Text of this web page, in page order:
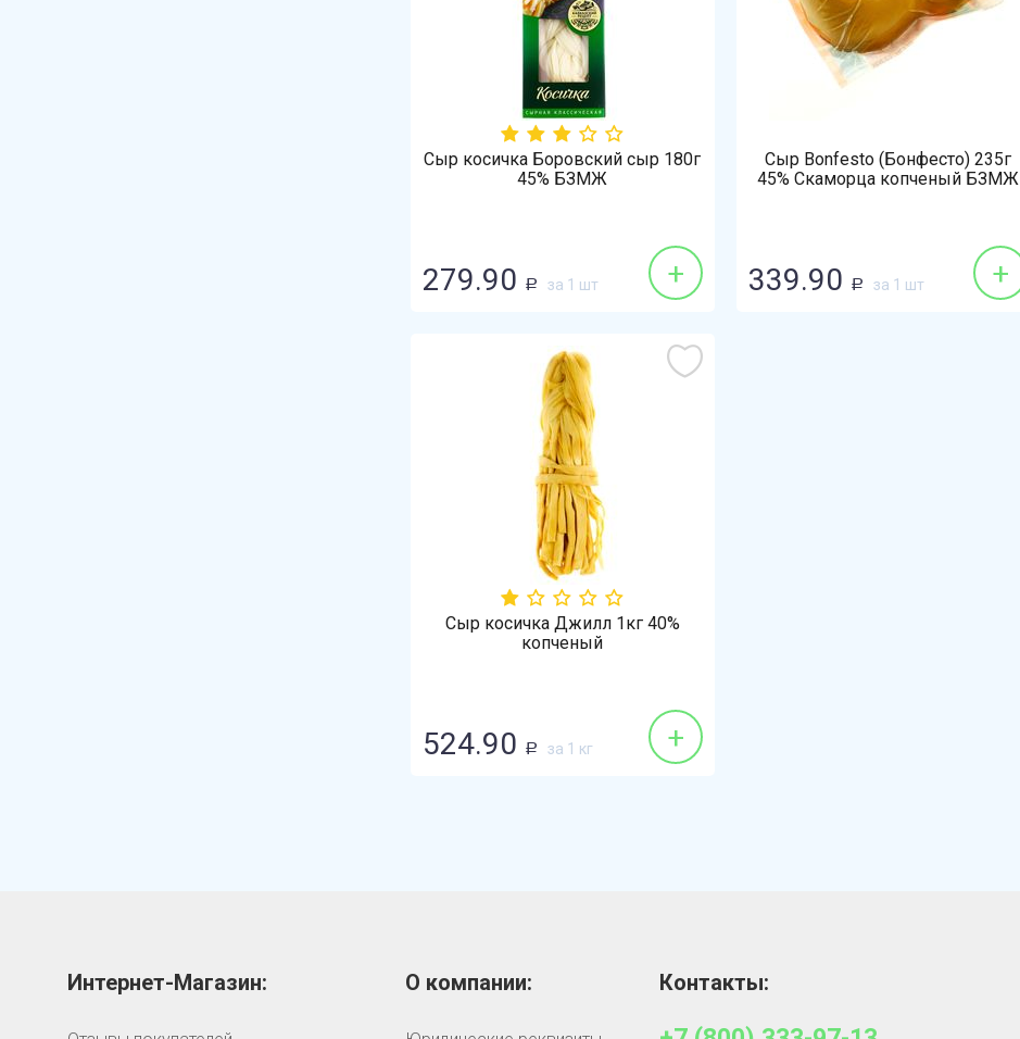
Сыр косичка Боровский сыр 180г
45% БЗМЖ
279.90 Р за 1 шт +
Сыр Bonfesto (Бонфесто) 235г
45% Скаморца копченый БЗМЖ
339.90 Р за 1 шт +
Сыр косичка Джилл 1кг 40%
копченый
524.90 Р за 1 кг +
Интернет-Магазин: О компании: Контакты: